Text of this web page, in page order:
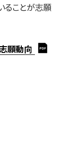
ることが志願
願動向